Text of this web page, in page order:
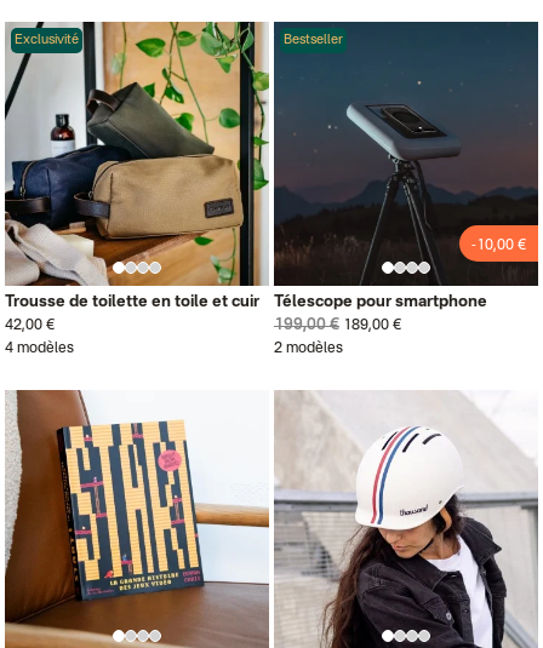
Exclusivité
Trousse de toilette en toile et cuir
42,00 €
4 modèles
Bestseller
-10,00 €
Télescope pour smartphone
199,00 € 189,00 €
2 modèles